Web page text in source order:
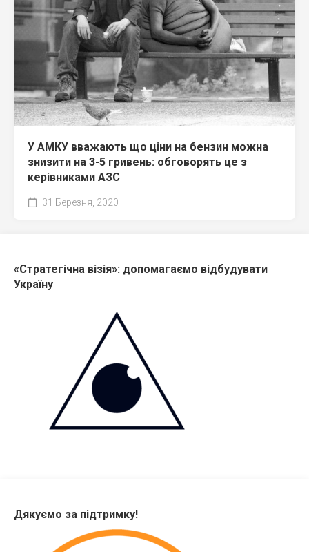
У АМКУ вважають що ціни на бензин можна
знизити на 3-5 гривень: обговорять це з
керівниками АЗС
31 Березня, 2020
«Стратегічна візія»: допомагаємо відбудувати
Україну
Дякуємо за підтримку!